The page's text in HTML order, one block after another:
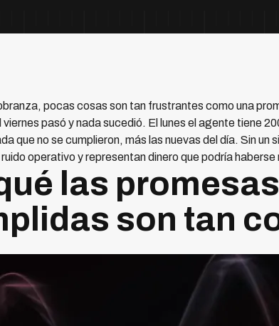
pocas cosas son tan frustrantes como una
viernes pasó y nada sucedió. El lunes el agente tiene
que no se cumplieron, más las nuevas del día. Sin
operativo y representan dinero que podría
las
son tan